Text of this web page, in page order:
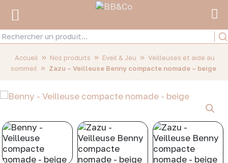
Accueil » Nos produits » Eveil & Jeu » Veilleuses et aide au
sommeil
» Zazu – Veilleuse Benny compacte nomade – beige